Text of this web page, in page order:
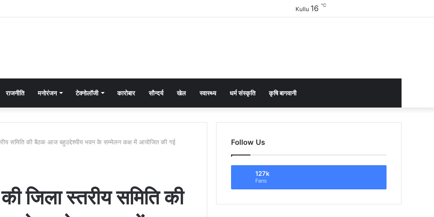
Kullu 16 ℃
राजनीति मनोरंजन टेक्नोलॉजी कारोबार सौन्दर्य खेल स्वास्थ्य धर्म संस्कृति कृषि बागवानी
समिति की बैठक आज बहुउद्देश्यीय भवन के सम्मेलन कक्ष में आयोजित की गई
जिला स्तरीय समिति की
Follow Us
127k
Fans